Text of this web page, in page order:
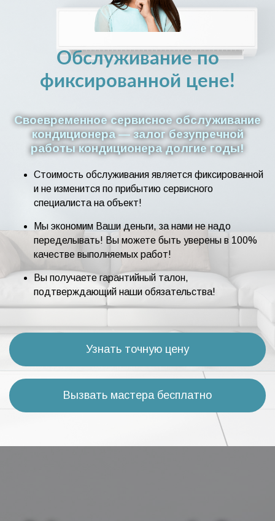
Обслуживание по
фиксированной цене!
Своевременное сервисное обслуживание
кондиционера — залог безупречной
работы кондиционера долгие годы!
Стоимость обслуживания является фиксированной
и не изменится по прибытию сервисного
специалиста на объект!
Мы экономим Ваши деньги, за нами не надо
переделывать! Вы можете быть уверены в 100%
качестве выполняемых работ!
Вы получаете гарантийный талон,
подтверждающий наши обязательства!
Узнать точную цену
Вызвать мастера бесплатно